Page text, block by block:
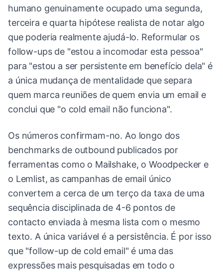
humano genuinamente ocupado uma segunda,
terceira e quarta hipótese realista de notar algo
que poderia realmente ajudá-lo. Reformular os
follow-ups de "estou a incomodar esta pessoa"
para "estou a ser persistente em benefício dela" é
a única mudança de mentalidade que separa
quem marca reuniões de quem envia um email e
conclui que "o cold email não funciona".
Os números confirmam-no. Ao longo dos
benchmarks de outbound publicados por
ferramentas como o Mailshake, o Woodpecker e
o Lemlist, as campanhas de email único
convertem a cerca de um terço da taxa de uma
sequência disciplinada de 4-6 pontos de
contacto enviada à mesma lista com o mesmo
texto. A única variável é a persistência. É por isso
que "follow-up de cold email" é uma das
expressões mais pesquisadas em todo o